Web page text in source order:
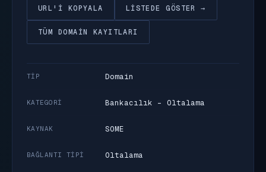
URL'I KOPYALA LISTEDE GÖSTER →
TÜM DOMAIN KAYITLARI
TIP Domain
KATEGORI Bankacılık - Oltalama
KAYNAK SOME
BAĞLANTI TIPI Oltalama